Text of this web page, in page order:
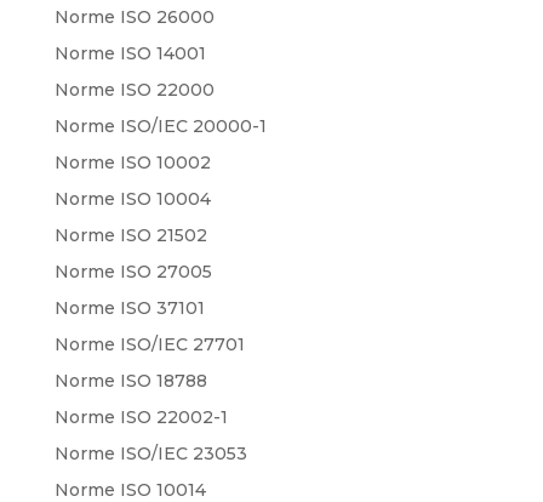
Norme ISO 26000
Norme ISO 14001
Norme ISO 22000
Norme ISO/IEC 20000-1
Norme ISO 10002
Norme ISO 10004
Norme ISO 21502
Norme ISO 27005
Norme ISO 37101
Norme ISO/IEC 27701
Norme ISO 18788
Norme ISO 22002-1
Norme ISO/IEC 23053
Norme ISO 10014